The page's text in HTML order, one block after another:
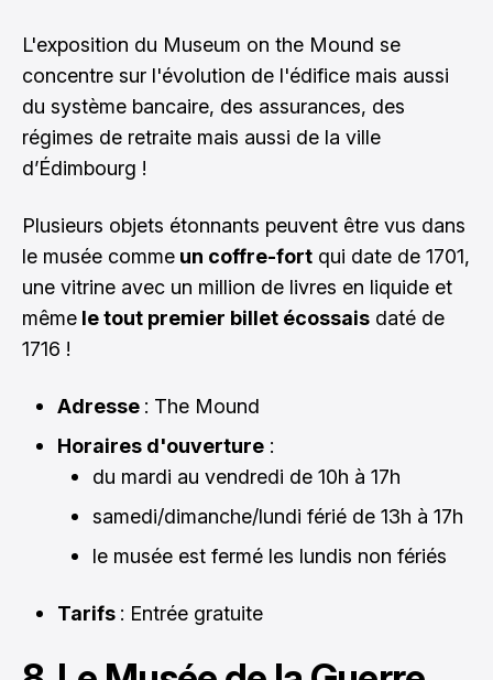
L'exposition du Museum on the Mound se
concentre sur l'évolution de l'édifice mais aussi
du système bancaire, des assurances, des
régimes de retraite mais aussi de la ville
d’Édimbourg !
Plusieurs objets étonnants peuvent être vus dans
le musée comme un coffre-fort qui date de 1701,
une vitrine avec un million de livres en liquide et
même le tout premier billet écossais daté de
1716 !
Adresse : The Mound
Horaires d'ouverture :
du mardi au vendredi de 10h à 17h
samedi/dimanche/lundi férié de 13h à 17h
le musée est fermé les lundis non fériés
Tarifs : Entrée gratuite